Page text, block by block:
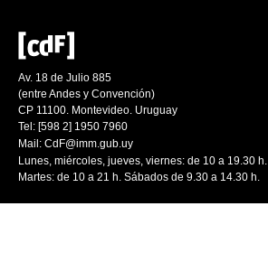
Av. 18 de Julio 885
(entre Andes y Convención)
CP 11100. Montevideo. Uruguay
Tel: [598 2] 1950 7960
Mail: CdF@imm.gub.uy
Lunes, miércoles, jueves, viernes: de 10 a 19.30 h.
Martes: de 10 a 21 h. Sábados de 9.30 a 14.30 h.